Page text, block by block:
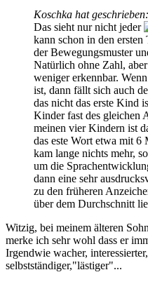
Koschka hat geschrieben:
Das sieht nur nicht jeder
kann schon in den ersten
der Bewegungsmuster
Natürlich ohne Zahl,
weniger erkennbar.
ist, dann fällt sich auch
das nicht das erste Kind
Kinder fast des gleichen
meinen vier Kindern ist
das este Wort etwa mit 6
kam lange nichts mehr,
um die
dann eine sehr
zu den früheren
über dem Durchschnitt
Witzig, bei meinem älteren
merke ich sehr wohl dass er
Irgendwie wacher,
selbstständiger,"lästiger"...